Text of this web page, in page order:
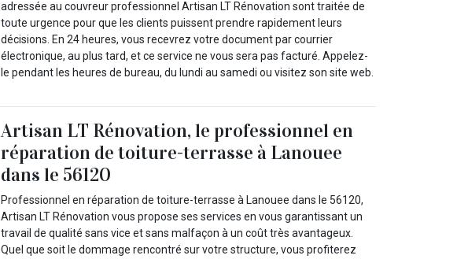
adressée au couvreur professionnel Artisan LT Rénovation sont traitée de
toute urgence pour que les clients puissent prendre rapidement leurs
décisions. En 24 heures, vous recevrez votre document par courrier
électronique, au plus tard, et ce service ne vous sera pas facturé. Appelez-
le pendant les heures de bureau, du lundi au samedi ou visitez son site web.
Artisan LT Rénovation, le professionnel en
réparation de toiture-terrasse à Lanouee
dans le 56120
Professionnel en réparation de toiture-terrasse à Lanouee dans le 56120,
Artisan LT Rénovation vous propose ses services en vous garantissant un
travail de qualité sans vice et sans malfaçon à un coût très avantageux.
Quel que soit le dommage rencontré sur votre structure, vous profiterez